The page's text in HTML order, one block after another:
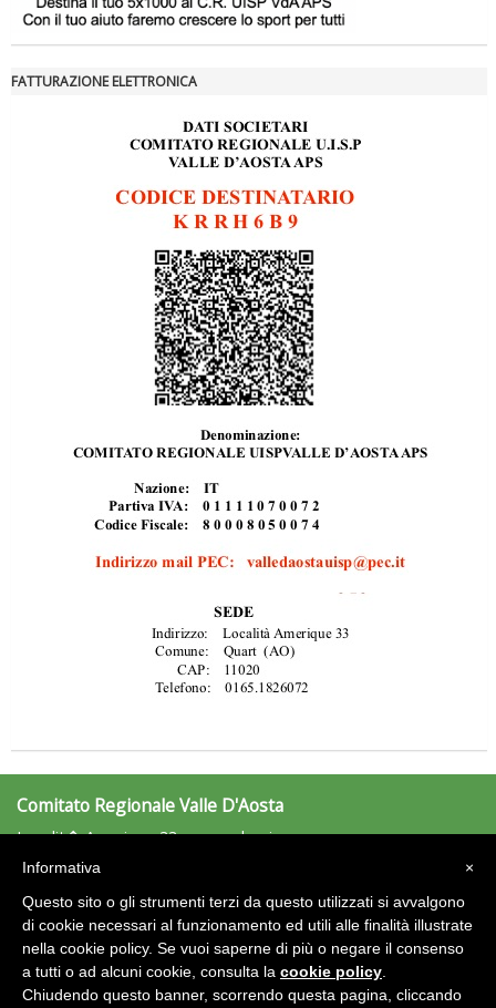
Tiziano Pesce a Radio InBlu2000 traccia il bilancio della stagione
Ddl Lobby, Uisp: “Il Parlamento valorizzi le nostre specificità"
La formazione Uisp rallenta ma prosegue anche in estate
FATTURAZIONE ELETTRONICA
Comitato Regionale Valle D'Aosta
Localit� Amerique 33 - secondo piano
11020 Quart (AO)
e-mail:valledaosta@uisp.it
Area Riservata 2.0
×
Informativa
Questo sito o gli strumenti terzi da questo utilizzati si avvalgono
di cookie necessari al funzionamento ed utili alle finalità illustrate
nella cookie policy. Se vuoi saperne di più o negare il consenso
a tutti o ad alcuni cookie, consulta la cookie policy
Chiudendo questo banner, scorrendo questa pagina, cliccando